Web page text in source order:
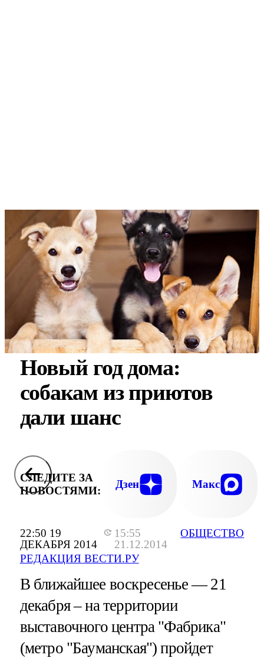
22:50 19
ДЕКАБРЯ 2014
15:55
21.12.2014
РЕДАКЦИЯ ВЕСТИ.РУ
ОБЩЕСТВО
Новый год дома:
собакам из приютов
дали шанс
СЛЕДИТЕ ЗА
НОВОСТЯМИ:
Дзен Макс
В ближайшее воскресенье — 21
декабря – на территории
выставочного центра "Фабрика"
(метро "Бауманская") пройдет